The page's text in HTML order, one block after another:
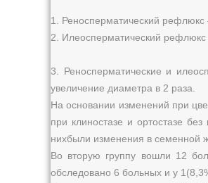
1. Реносперматический
2. Илеосперматический рефлюкс
3. Реносперматические и
увеличение диаметра в 2 раза.
На основании изменений при
при клиностазе и ортостазе
нихбыли изменения в семенной
Во вторую группу вошли 12
обследовано 6 больных и у